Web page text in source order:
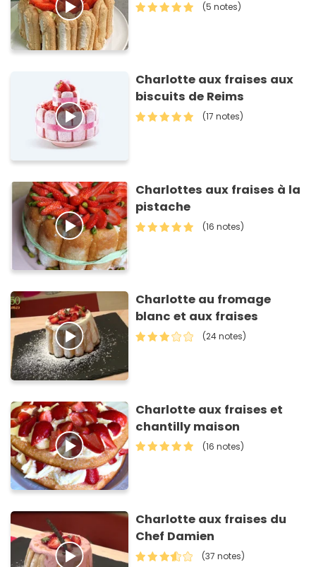
(5 notes)
Charlotte aux fraises aux
biscuits de Reims
(17 notes)
Charlottes aux fraises à la
pistache
(16 notes)
Charlotte au fromage
blanc et aux fraises
(24 notes)
Charlotte aux fraises et
chantilly maison
(16 notes)
Charlotte aux fraises du
Chef Damien
(37 notes)